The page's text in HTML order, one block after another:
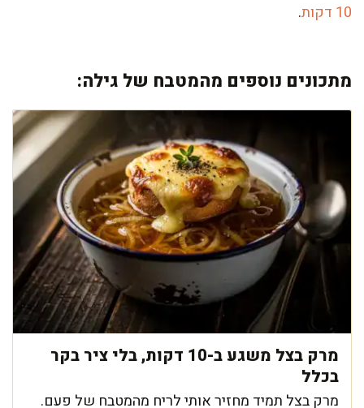
10 דקות
.
מתכונים נוספים מהמטבח של גילה:
מרק בצל משגע ב-10 דקות, בלי ציר בקר
בכלל
מרק בצל תמיד מחזיר אותי לריח מהמטבח של פעם.